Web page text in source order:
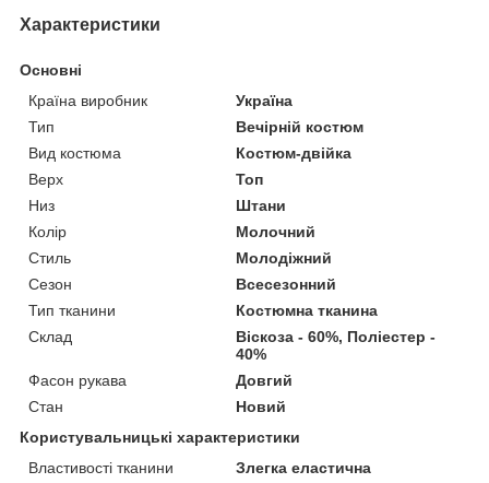
Характеристики
Основні
Країна виробник
Україна
Тип
Вечірній костюм
Вид костюма
Костюм-двійка
Верх
Топ
Низ
Штани
Колір
Молочний
Стиль
Молодіжний
Сезон
Всесезонний
Тип тканини
Костюмна тканина
Склад
Віскоза - 60%, Поліестер -
40%
Фасон рукава
Довгий
Стан
Новий
Користувальницькі характеристики
Властивості тканини
Злегка еластична